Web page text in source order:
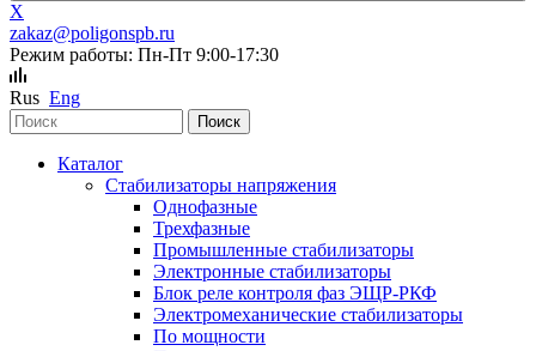
X
zakaz@poligonspb.ru
Режим работы: Пн-Пт 9:00-17:30
Rus Eng
Каталог
Стабилизаторы напряжения
Однофазные
Трехфазные
Промышленные стабилизаторы
Электронные стабилизаторы
Блок реле контроля фаз ЭЩР-РКФ
Электромеханические стабилизаторы
По мощности